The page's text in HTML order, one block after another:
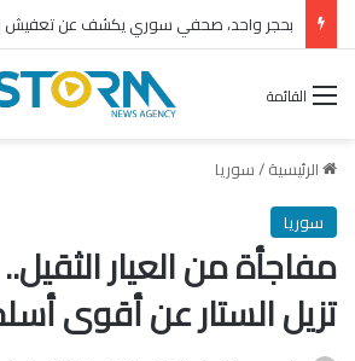
القائمة
الرئيسية/سوريا
سوريا
مفاجأة من العيار
تزيل الستار عن أقوى